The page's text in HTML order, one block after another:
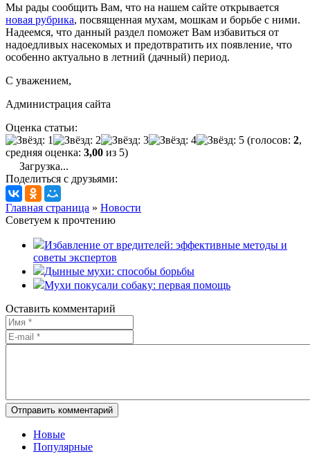
Мы рады сообщить Вам, что на нашем сайте открывается
новая рубрика, посвященная мухам, мошкам и борьбе с ними.
Надеемся, что данный раздел поможет Вам избавиться от
надоедливых насекомых и предотвратить их появление, что
особенно актуально в летний (дачный) период.
С уважением,
Администрация сайта
Оценка статьи:
(голосов: 2,
средняя оценка: 3,00 из 5)
Загрузка...
Поделиться с друзьями:
Главная страница » Новости
Советуем к прочтению
Избавление от вредителей: эффективные методы и
советы экспертов
Дынные мухи: способы борьбы
Мухи покусали собаку: первая помощь
Оставить комментарий
Отправить комментарий
Новые
Популярные